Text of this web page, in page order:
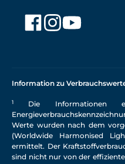
Information zu
1
Die Informationen
Werte wurden nach dem
(Worldwide Harmonised
ermittelt. Der
sind nicht nur von der